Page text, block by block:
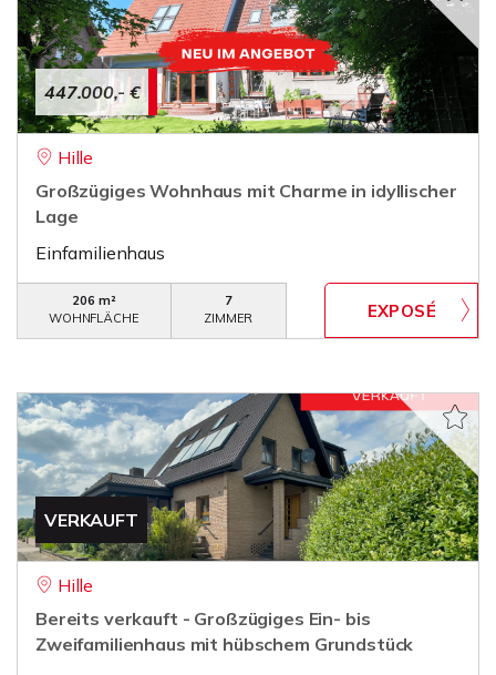
447.000,- €
Hille
Großzügiges Wohnhaus mit Charme in idyllischer
Lage
Einfamilienhaus
206 m²
WOHNFLÄCHE
7
ZIMMER
VERKAUFT
Hille
Bereits verkauft - Großzügiges Ein- bis
Zweifamilienhaus mit hübschem Grundstück